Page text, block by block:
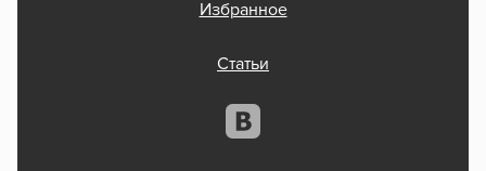
Избранное
Статьи